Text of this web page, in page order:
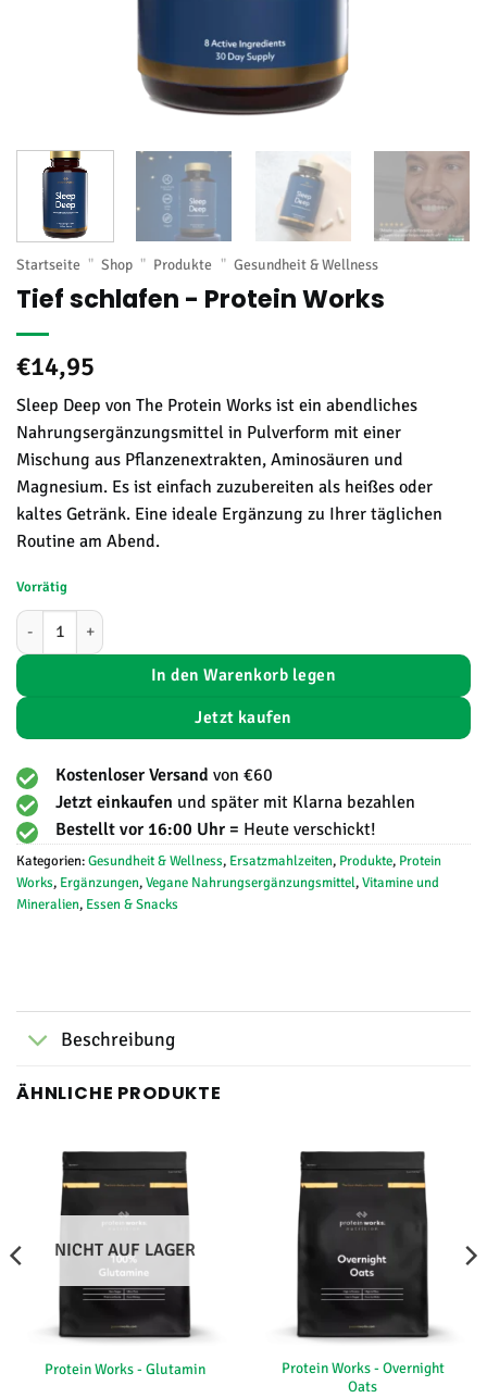
Startseite " Shop " Produkte " Gesundheit & Wellness
Tief schlafen - Protein Works
€14,95
Sleep Deep von The Protein Works ist ein abendliches
Nahrungsergänzungsmittel in Pulverform mit einer
Mischung aus Pflanzenextrakten, Aminosäuren und
Magnesium. Es ist einfach zuzubereiten als heißes oder
kaltes Getränk. Eine ideale Ergänzung zu Ihrer täglichen
Routine am Abend.
Vorrätig
Sleep Deep - Protein Works Menge
In den Warenkorb legen
Jetzt kaufen
Kostenloser Versandvon €60
Jetzt einkaufen und später mit Klarna bezahlen
Bestellt vor 16:00 Uhr = Heute verschickt!
Kategorien:Gesundheit & Wellness, Ersatzmahlzeiten, Produkte, Protein
Works, Ergänzungen,Vegane Nahrungsergänzungsmittel,Vitamine und
Mineralien, Essen & Snacks
Beschreibung
ÄHNLICHE PRODUKTE
NICHT AUF LAGER
Protein Works - Glutamin
Protein Works - Overnight
Oats